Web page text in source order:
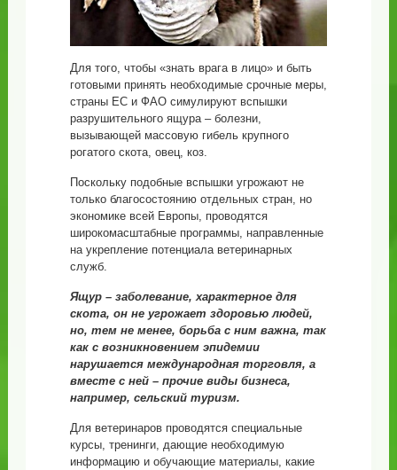
Для того, чтобы «знать врага в лицо» и быть
готовыми принять необходимые срочные меры,
страны ЕС и ФАО симулируют вспышки
разрушительного ящура – болезни,
вызывающей массовую гибель крупного
рогатого скота, овец, коз.
Поскольку подобные вспышки угрожают не
только благосостоянию отдельных стран, но
экономике всей Европы, проводятся
широкомасштабные программы, направленные
на укрепление потенциала ветеринарных
служб.
Ящур – заболевание, характерное для
скота, он не угрожает здоровью людей,
но, тем не менее, борьба с ним важна, так
как с возникновением эпидемии
нарушается международная торговля, а
вместе с ней – прочие виды бизнеса,
например, сельский туризм.
Для ветеринаров проводятся специальные
курсы, тренинги, дающие необходимую
информацию и обучающие материалы, какие